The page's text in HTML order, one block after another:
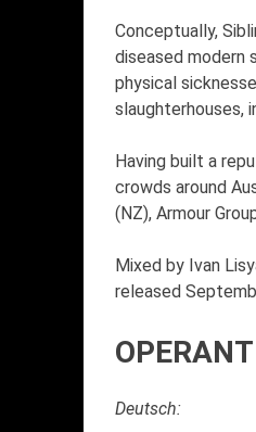
Conceptually,
diseased modern
physical
slaughterhouses,
Having built a
crowds around
(NZ), Armour
Mixed by Ivan
released
OPERANT
Deutsch: